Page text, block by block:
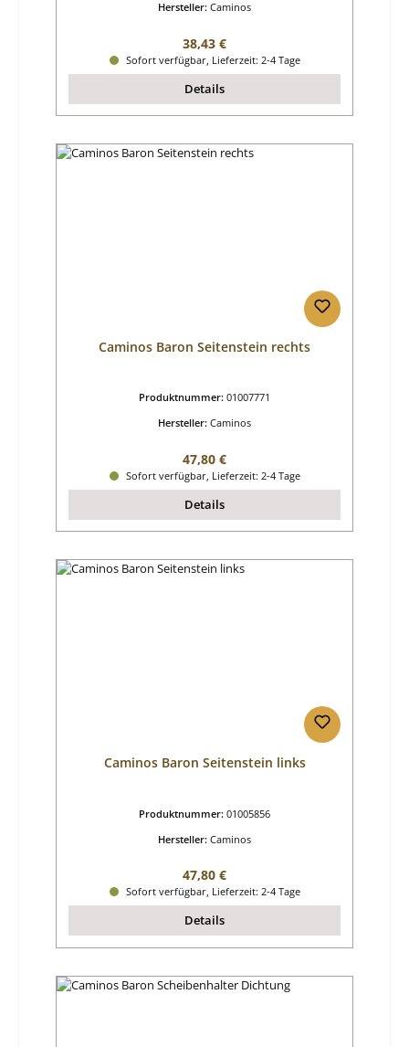
Hersteller: Caminos
Regulärer Preis:
38,43 €
Sofort verfügbar, Lieferzeit: 2-4 Tage
Details
Caminos Baron Seitenstein rechts
Produktnummer: 01007771
Hersteller: Caminos
Regulärer Preis:
47,80 €
Sofort verfügbar, Lieferzeit: 2-4 Tage
Details
Caminos Baron Seitenstein links
Produktnummer: 01005856
Hersteller: Caminos
Regulärer Preis:
47,80 €
Sofort verfügbar, Lieferzeit: 2-4 Tage
Details